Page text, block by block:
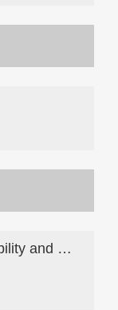
and …